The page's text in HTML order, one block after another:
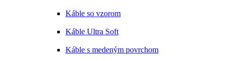
Káble so vzorom
Káble Ultra Soft
Káble s medeným povrchom